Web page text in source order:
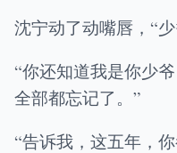
沈宁动了动嘴唇，“
“你还知道我是你少
全部都忘记了。”
“告诉我，这五年，